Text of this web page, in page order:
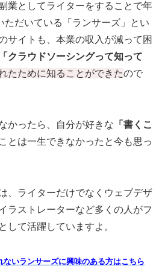
業としてライターをすることで年
ただいている「ランサーズ」とい
サイトも、本業の収入が減って困
「クラウドソーシングって知って
たために知ることができたので
かったら、自分が好きな 「書くこ
とは一生できなかったと今も思っ
、ライターだけでなくウェブデザ
ラストレーターなど多くの人がフ
して活躍していますよ。
いランサーズに興味のある方はこちら